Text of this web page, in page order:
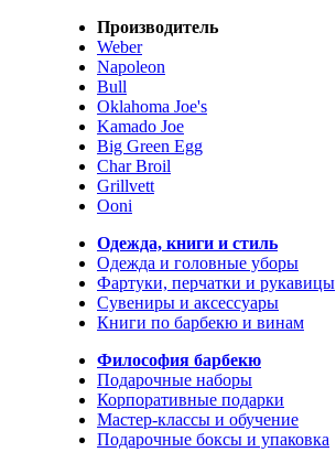
Производитель
Weber
Napoleon
Bull
Oklahoma Joe's
Kamado Joe
Big Green Egg
Char Broil
Grillvett
Ooni
Одежда, книги и стиль
Одежда и головные уборы
Фартуки, перчатки и рукавицы
Сувениры и аксессуары
Книги по барбекю и винам
Философия барбекю
Подарочные наборы
Корпоративные подарки
Мастер-классы и обучение
Подарочные боксы и упаковка